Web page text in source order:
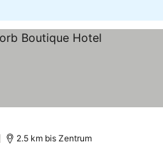
2.5 km bis Zentrum